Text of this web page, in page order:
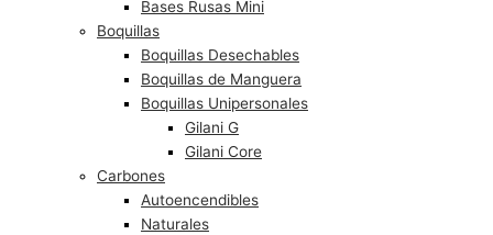
Bases Rusas Mini
Boquillas
Boquillas Desechables
Boquillas de Manguera
Boquillas Unipersonales
Gilani G
Gilani Core
Carbones
Autoencendibles
Naturales